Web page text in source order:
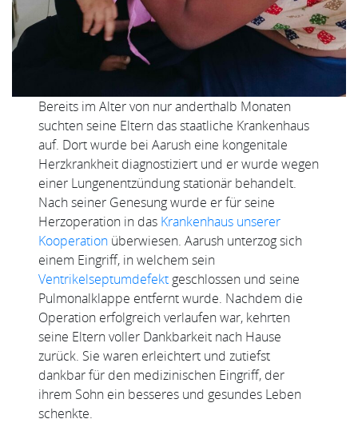
Bereits im Alter von nur anderthalb Monaten
suchten seine Eltern das staatliche Krankenhaus
auf. Dort wurde bei Aarush eine kongenitale
Herzkrankheit diagnostiziert und er wurde wegen
einer Lungenentzündung stationär behandelt.
Nach seiner Genesung wurde er für seine
Herzoperation in das Krankenhaus unserer
Kooperation überwiesen. Aarush unterzog sich
einem Eingriff, in welchem sein
Ventrikelseptumdefekt geschlossen und seine
Pulmonalklappe entfernt wurde. Nachdem die
Operation erfolgreich verlaufen war, kehrten
seine Eltern voller Dankbarkeit nach Hause
zurück. Sie waren erleichtert und zutiefst
dankbar für den medizinischen Eingriff, der
ihrem Sohn ein besseres und gesundes Leben
schenkte.